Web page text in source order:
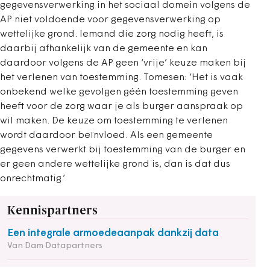
gegevensverwerking in het sociaal domein volgens de
AP niet voldoende voor gegevensverwerking op
wettelijke grond. Iemand die zorg nodig heeft, is
daarbij afhankelijk van de gemeente en kan
daardoor volgens de AP geen ‘vrije’ keuze maken bij
het verlenen van toestemming. Tomesen: ‘Het is vaak
onbekend welke gevolgen géén toestemming geven
heeft voor de zorg waar je als burger aanspraak op
wil maken. De keuze om toestemming te verlenen
wordt daardoor beïnvloed. Als een gemeente
gegevens verwerkt bij toestemming van de burger en
er geen andere wettelijke grond is, dan is dat dus
onrechtmatig.’
Kennispartners
Een integrale armoedeaanpak dankzij data
Van Dam Datapartners